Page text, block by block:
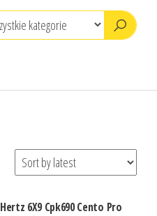
Hertz 6X9 Cpk690 Cento Pro